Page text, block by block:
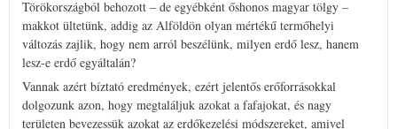
Törökországból behozott – de egyébként őshonos magyar tölgy –
makkot ültetünk, addig az Alföldön olyan mértékű termőhelyi
változás zajlik, hogy nem arról beszélünk, milyen erdő lesz, hanem
lesz-e erdő egyáltalán?
Vannak azért bíztató eredmények, ezért jelentős erőforrásokkal
dolgozunk azon, hogy megtaláljuk azokat a fafajokat, és nagy
területen bevezessük azokat az erdőkezelési módszereket, amivel